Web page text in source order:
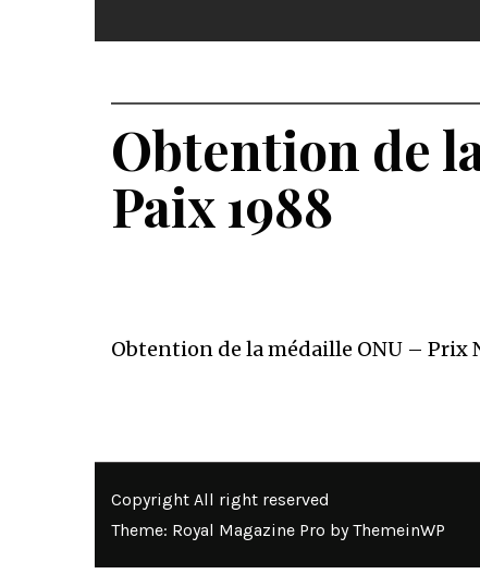
Obtention de
Paix 1988
Obtention de la médaille ONU – Prix
Copyright All right reserved
Theme: Royal Magazine Pro byThemeinWP